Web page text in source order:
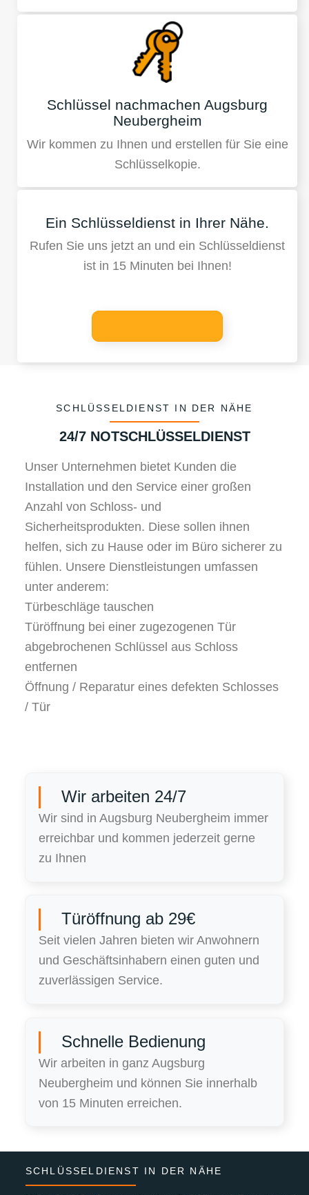
Schlüssel nachmachen Augsburg
Neubergheim
Wir kommen zu Ihnen und erstellen für Sie eine
Schlüsselkopie.
Ein Schlüsseldienst in Ihrer Nähe.
Rufen Sie uns jetzt an und ein Schlüsseldienst
ist in 15 Minuten bei Ihnen!
SCHLÜSSELDIENST IN DER NÄHE
24/7 NOTSCHLÜSSELDIENST
Unser Unternehmen bietet Kunden die
Installation und den Service einer großen
Anzahl von Schloss- und
Sicherheitsprodukten. Diese sollen ihnen
helfen, sich zu Hause oder im Büro sicherer zu
fühlen. Unsere Dienstleistungen umfassen
unter anderem:
Türbeschläge tauschen
Türöffnung bei einer zugezogenen Tür
abgebrochenen Schlüssel aus Schloss
entfernen
Öffnung / Reparatur eines defekten Schlosses
/ Tür
Wir arbeiten 24/7
Wir sind in Augsburg Neubergheim immer
erreichbar und kommen jederzeit gerne
zu Ihnen
Türöffnung ab 29€
Seit vielen Jahren bieten wir Anwohnern
und Geschäftsinhabern einen guten und
zuverlässigen Service.
Schnelle Bedienung
Wir arbeiten in ganz Augsburg
Neubergheim und können Sie innerhalb
von 15 Minuten erreichen.
SCHLÜSSELDIENST IN DER NÄHE